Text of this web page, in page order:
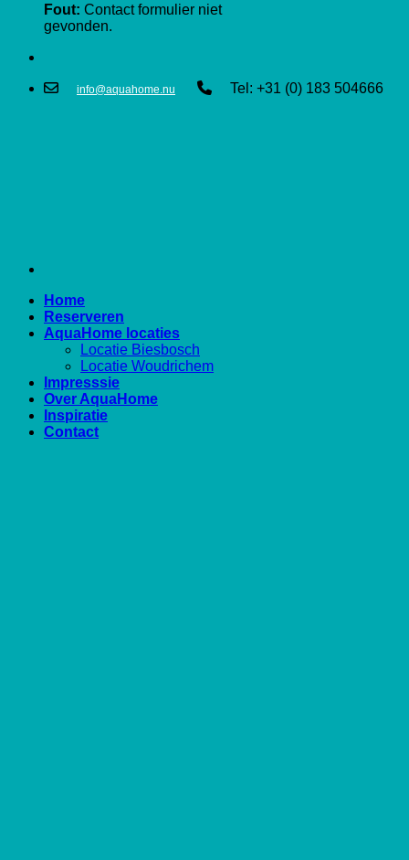
Fout: Contact formulier niet
gevonden.
info@aquahome.nu Tel: +31 (0) 183 504666
Home
Reserveren
AquaHome locaties
Locatie Biesbosch
Locatie Woudrichem
Impresssie
Over AquaHome
Inspiratie
Contact